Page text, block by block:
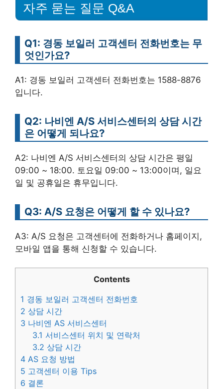
자주 묻는 질문 Q&A
Q1: 경동 보일러 고객센터 전화번호는 무
엇인가요?
A1: 경동 보일러 고객센터 전화번호는 1588-8876
입니다.
Q2: 나비엔 A/S 서비스센터의 상담 시간
은 어떻게 되나요?
A2: 나비엔 A/S 서비스센터의 상담 시간은 평일
09:00 ~ 18:00. 토요일 09:00 ~ 13:00이며, 일요
일 및 공휴일은 휴무입니다.
Q3: A/S 요청은 어떻게 할 수 있나요?
A3: A/S 요청은 고객센터에 전화하거나 홈페이지,
모바일 앱을 통해 신청할 수 있습니다.
Contents
1 경동 보일러 고객센터 전화번호
2 상담 시간
3 나비엔 AS 서비스센터
3.1 서비스센터 위치 및 연락처
3.2 상담 시간
4 AS 요청 방법
5 고객센터 이용 Tips
6 결론